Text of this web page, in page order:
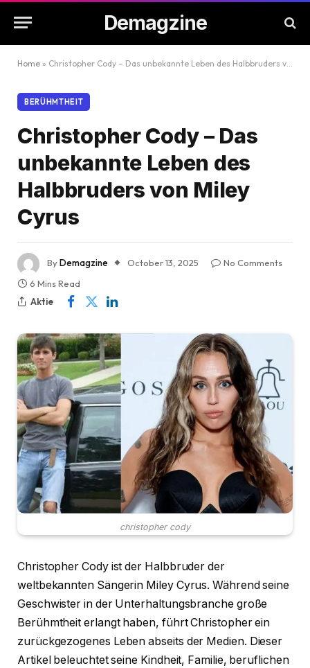
Demagzine
Home » Christopher Cody – Das unbekannte Leben des Halbbruders von Miley Cyrus
BERÜHMTHEIT
Christopher Cody – Das
unbekannte Leben des
Halbbruders von Miley
Cyrus
ByDemagzine October 13, 2025
No Comments
6 Mins Read
Aktie
christopher cody
Christopher Cody ist der Halbbruder der
weltbekannten Sängerin Miley Cyrus. Während seine
Geschwister in der Unterhaltungsbranche große
Berühmtheit erlangt haben, führt Christopher ein
zurückgezogenes Leben abseits der Medien. Dieser
Artikel beleuchtet seine Kindheit, Familie, beruflichen